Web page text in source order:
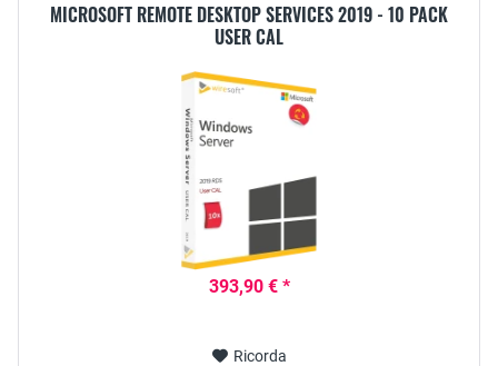
MICROSOFT REMOTE DESKTOP SERVICES 2019 - 10 PACK
USER CAL
393,90 € *
Ricorda